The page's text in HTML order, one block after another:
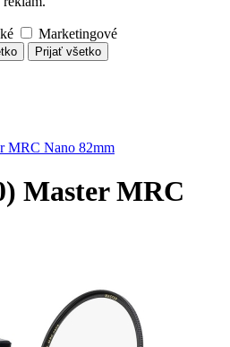
Marketingové
Prijať všetko
MRC Nano 82mm
Master MRC